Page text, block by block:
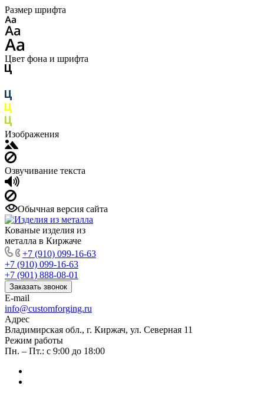
Размер шрифта
Цвет фона и шрифта
Изображения
Озвучивание текста
Обычная версия сайта
Кованые изделия из
металла в Киржаче
+7 (910) 099-16-63
+7 (910) 099-16-63
+7 (901) 888-08-01
Заказать звонок
E-mail
info@customforging.ru
Адрес
Владимирская обл., г. Киржач, ул. Северная 11
Режим работы
Пн. – Пт.: с 9:00 до 18:00